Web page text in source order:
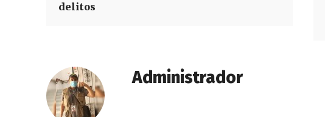
delitos
Administrador